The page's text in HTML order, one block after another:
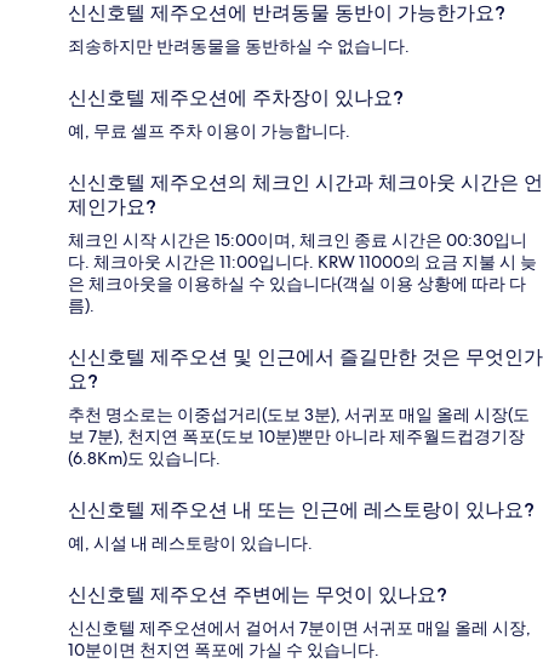
신신호텔 제주오션에 반려동물 동반이 가능한가요?
죄송하지만 반려동물을 동반하실 수 없습니다.
신신호텔 제주오션에 주차장이 있나요?
예, 무료 셀프 주차 이용이 가능합니다.
신신호텔 제주오션의 체크인 시간과 체크아웃 시간은 언
제인가요?
체크인 시작 시간은 15:00이며, 체크인 종료 시간은 00:30입니
다. 체크아웃 시간은 11:00입니다. KRW 11000의 요금 지불 시 늦
은 체크아웃을 이용하실 수 있습니다(객실 이용 상황에 따라 다
름).
신신호텔 제주오션 및 인근에서 즐길만한 것은 무엇인가
요?
추천 명소로는 이중섭거리(도보 3분), 서귀포 매일 올레 시장(도
보 7분), 천지연 폭포(도보 10분)뿐만 아니라 제주월드컵경기장
(6.8Km)도 있습니다.
신신호텔 제주오션 내 또는 인근에 레스토랑이 있나요?
예, 시설 내 레스토랑이 있습니다.
신신호텔 제주오션 주변에는 무엇이 있나요?
신신호텔 제주오션에서 걸어서 7분이면 서귀포 매일 올레 시장,
10분이면 천지연 폭포에 가실 수 있습니다.